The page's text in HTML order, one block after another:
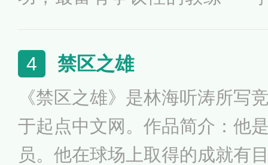
似乎并不在意人们怎么看他，
是球队的头号明星，他对中国
又爱又恨，但不管怎样，他的
徒。
4 禁区之雄
《禁区之雄》是林海听涛所写
于起点中文网。作品简介：他
员。他在球场上取得的成就有